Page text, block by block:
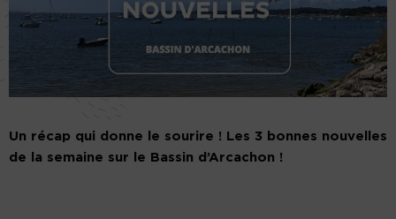
Un récap qui donne le sourire ! Les 3 bonnes nouvelles
de la semaine sur le Bassin d’Arcachon !